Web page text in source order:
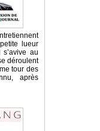
lueur
au
déroulent
tour des
après